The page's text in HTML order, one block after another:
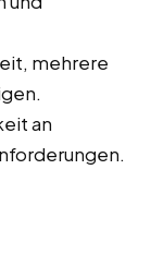
mehrere
an